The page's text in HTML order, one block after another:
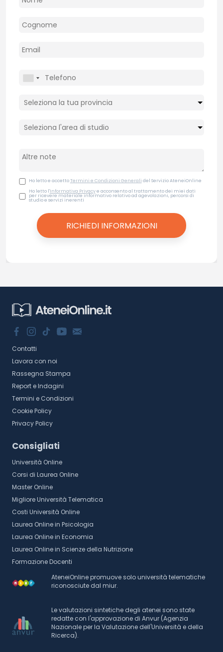
Ho letto e accettoTermini e Condizioni Generali del Servizio AteneiOnline
Ho letto l'Informativa Privacye acconsento al trattamento dei miei dati
per ricevere materiale informativo relativo ad agevolazioni, percorsi di
studio e servizi inerenti
Contatti
Lavora con noi
Rassegna Stampa
Report e Indagini
Termini e Condizioni
Cookie Policy
Privacy Policy
Consigliati
Università Online
Corsi di Laurea Online
Master Online
Migliore Università Telematica
Costi Università Online
Laurea Online in Psicologia
Laurea Online in Economia
Laurea Online in Scienze della Nutrizione
Formazione Docenti
AteneiOnline promuove solo università telematiche
riconosciute dal miur.
Le valutazioni sintetiche degli atenei sono state
redatte con l'approvazione di Anvur (Agenzia
Nazionale per la Valutazione dell'Università e della
Ricerca).